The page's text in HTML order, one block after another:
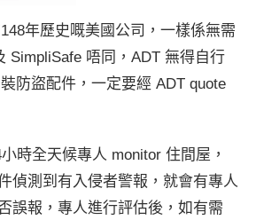
年歷史嘅美國公司，一樣係無需
SimpliSafe 唔同，ADT 無得自行
防盜配件，一定要經 ADT quote
時全天候專人 monitor 住間屋，
偵測到有入侵者警報，就會有專人
誤報，專人進行評估後，如有需